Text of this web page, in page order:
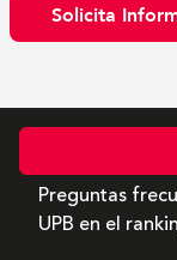
Solicita
Preguntas
UPB en el